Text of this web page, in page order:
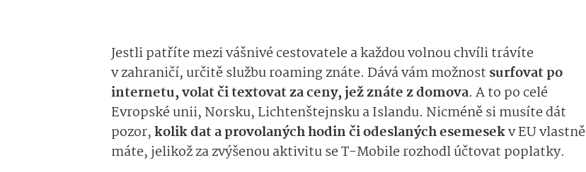
Jestli patříte mezi vášnivé cestovatele a každou volnou chvíli trávíte
v zahraničí, určitě službu roaming znáte. Dává vám možnost surfovat po
internetu, volat či textovat za ceny, jež znáte z domova. A to po celé
Evropské unii, Norsku, Lichtenštejnsku a Islandu. Nicméně si musíte dát
pozor,kolik dat a provolaných hodin či odeslaných esemesekv EU vlastně
máte, jelikož za zvýšenou aktivitu se T-Mobile rozhodl účtovat poplatky.